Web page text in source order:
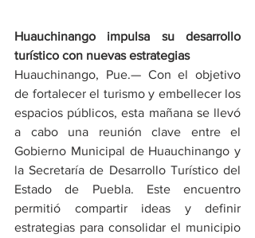
Huauchinango impulsa su desarrollo
turístico con nuevas estrategias
Huauchinango, Pue.— Con el objetivo
de fortalecer el turismo y embellecer los
espacios públicos, esta mañana se llevó
a cabo una reunión clave entre el
Gobierno Municipal de Huauchinango y
la Secretaría de Desarrollo Turístico del
Estado de Puebla. Este encuentro
permitió compartir ideas y definir
estrategias para consolidar el municipio